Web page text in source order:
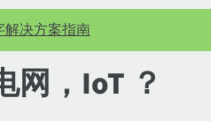
解决方案指南
网，IoT ？